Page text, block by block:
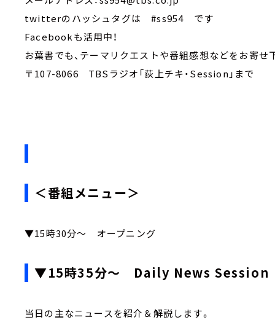
twitterのハッシュタグは #ss954 です
Facebookも活用中！
お葉書でも、テーマリクエストや番組感想などをお
〒107-8066 TBSラジオ「荻上チキ・Session」まで
＜番組メニュー＞
▼15時30分～ オープニング
▼15時35分～ Daily News Session
当日の主なニュースを紹介＆解説します。